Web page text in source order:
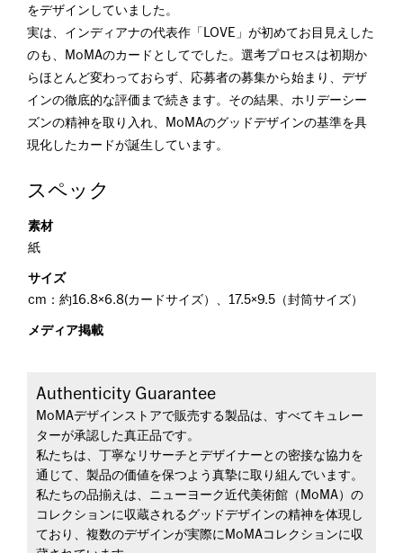
をデザインしていました。
実は、インディアナの代表作「LOVE」が初めてお目見えした
のも、MoMAのカードとしてでした。選考プロセスは初期か
らほとんど変わっておらず、応募者の募集から始まり、デザ
インの徹底的な評価まで続きます。その結果、ホリデーシー
ズンの精神を取り入れ、MoMAのグッドデザインの基準を具
現化したカードが誕生しています。
スペック
素材
紙
サイズ
cm：約16.8×6.8(カードサイズ）、17.5×9.5（封筒サイズ）
メディア掲載
Authenticity Guarantee
MoMAデザインストアで販売する製品は、すべてキュレー
ターが承認した真正品です。
私たちは、丁寧なリサーチとデザイナーとの密接な協力を
通じて、製品の価値を保つよう真摯に取り組んでいます。
私たちの品揃えは、ニューヨーク近代美術館（MoMA）の
コレクションに収蔵されるグッドデザインの精神を体現し
ており、複数のデザインが実際にMoMAコレクションに収